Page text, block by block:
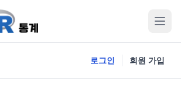
로그인 회원 가입